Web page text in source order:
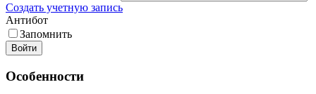
Создать учетную запись
Антибот
Запомнить
Войти
Особенности